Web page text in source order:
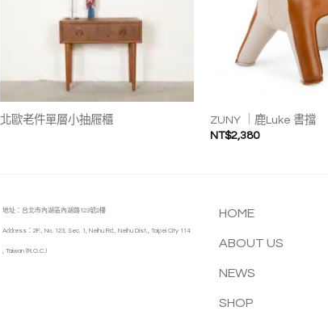
北歐老件單層小抽屜櫃
ZUNY ｜鹿Luke 書擋
NT$2,380
地址：台北市內湖區內湖路123號2樓
Address：2F., No. 123, Sec. 1, Neihu Rd., Neihu Dist., Taipei City 114
, Taiwan (R.O.C.)
HOME
ABOUT US
NEWS
SHOP